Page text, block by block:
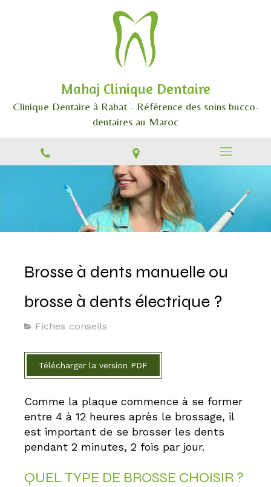
Mahaj Clinique Dentaire
Clinique Dentaire à Rabat - Référence des soins bucco-
dentaires au Maroc
Brosse à dents manuelle ou
brosse à dents électrique ?
Fiches conseils
Télécharger la version PDF
Comme la plaque commence à se former
entre 4 à 12 heures après le brossage, il
est important de se brosser les dents
pendant 2 minutes, 2 fois par jour.
QUEL TYPE DE BROSSE CHOISIR ?